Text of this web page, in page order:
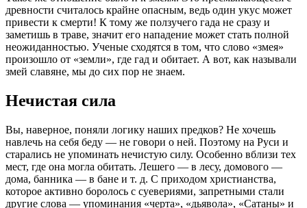
древности считалось крайне опасным, ведь один укус может
привести к смерти! К тому же ползучего гада не сразу и
заметишь в траве, значит его нападение может стать полной
неожиданностью. Ученые сходятся в том, что слово «змея»
произошло от «земли», где гад и обитает. А вот, как называли
змей славяне, мы до сих пор не знаем.
Нечистая сила
Вы, наверное, поняли логику наших предков? Не хочешь
навлечь на себя беду — не говори о ней. Поэтому на Руси и
старались не упоминать нечистую силу. Особенно вблизи тех
мест, где она могла обитать. Лешего — в лесу, домового —
дома, банника — в бане и т. д. С приходом христианства,
которое активно боролось с суевериями, запретными стали
другие слова — упоминания «черта», «дьявола», «Сатаны» и